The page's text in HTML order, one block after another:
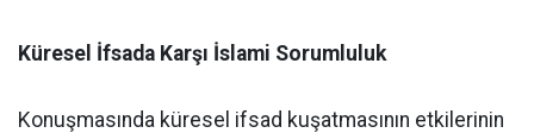
Küresel İfsada Karşı İslami Sorumluluk
Konuşmasında küresel ifsad kuşatmasının etkilerinin